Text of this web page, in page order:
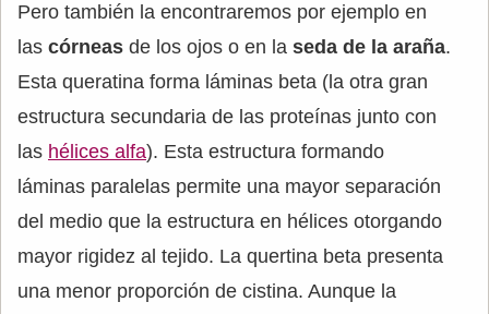
Pero también la encontraremos por ejemplo en
las córneas de los ojos o en la seda de la araña.
Esta queratina forma láminas beta (la otra gran
estructura secundaria de las proteínas junto con
las hélices alfa). Esta estructura formando
láminas paralelas permite una mayor separación
del medio que la estructura en hélices otorgando
mayor rigidez al tejido. La quertina beta presenta
una menor proporción de cistina. Aunque la